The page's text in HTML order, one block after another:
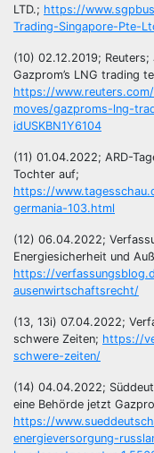
LTD.; https://
Trading-Singapore-Pte-
(10) 02.12.2019;
Gazprom’s LNG trading
https://
moves/gazproms-lng-
idUSKBN1Y6104
(11) 01.04.2022; ARD-
Tochter auf;
https://
germania-103.html
(12) 06.04.2022;
Energiesicherheit und
https://
ausenwirtschaftsrecht/
(13, 13i) 07.04.2022;
schwere Zeiten; https://
schwere-zeiten/
(14) 04.04.2022;
eine Behörde jetzt
https://
energieversorgung-